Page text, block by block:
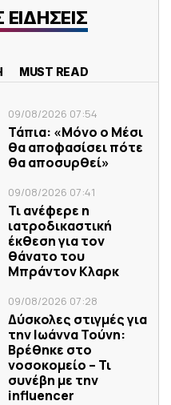
MUST READ
09/08/2026 07:54
Τάπια: «Μόνο ο Μέσι
θα αποφασίσει πότε
θα αποσυρθεί»
09/08/2026 07:41
Τι ανέφερε η
ιατροδικαστική
έκθεση για τον
θάνατο του
Μπράντον Κλαρκ
09/08/2026 07:28
Δύσκολες στιγμές για
την Ιωάννα Τούνη:
Βρέθηκε στο
νοσοκομείο – Τι
συνέβη με την
influencer